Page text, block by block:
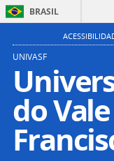
BRASIL
UNIVASF
do